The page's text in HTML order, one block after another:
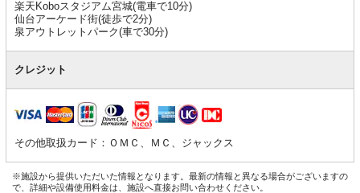
楽天Koboスタジアム宮城(電車で10分)
仙台アーケード街(徒歩で2分)
泉アウトレットパーク(車で30分)
クレジット
その他取扱カード：ＯＭＣ、ＭＣ、ジャックス
※施設から提供いただいた情報となります。最新の情報と異なる場合がございますの
で、詳細や設備使用料金は、施設へ直接お問い合わせください。